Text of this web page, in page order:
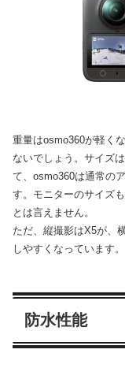
重量はosmo360が軽く
ないでしょう。サイズ
て、osmo360は通常の
す。モニターのサイズ
とは言えません。
ただ、縦撮影はX5が、
しやすくなっています。
防水性能